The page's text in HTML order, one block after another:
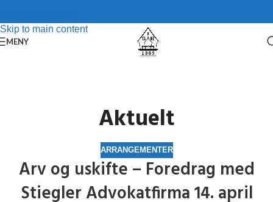
Skip to main content
MENY
Aktuelt
ARRANGEMENTER
Arv og uskifte – Foredrag med
Stiegler Advokatfirma 14. april